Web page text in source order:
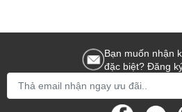
Bạn muốn nhận
đặc biệt? Đăng